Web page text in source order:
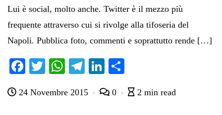
Lui è social, molto anche. Twitter è il mezzo più
frequente attraverso cui si rivolge alla tifoseria del
Napoli. Pubblica foto, commenti e soprattutto rende […]
Fa
bo
T
tte
W
ts
Te
gr
Li
ed
di
24 Novembre 2015 0 2 min read